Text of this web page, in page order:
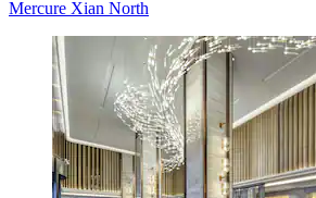
Mercure Xian North